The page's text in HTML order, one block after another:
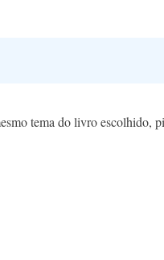
tema do livro escolhido,